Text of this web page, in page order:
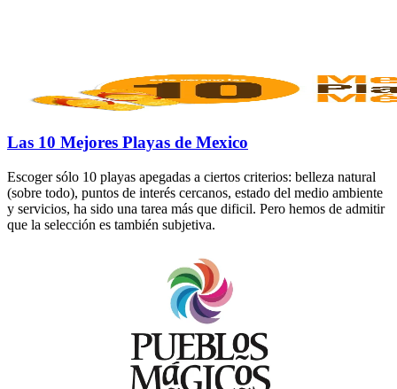
Las 10 Mejores Playas de Mexico
Escoger sólo 10 playas apegadas a ciertos criterios: belleza natural
(sobre todo), puntos de interés cercanos, estado del medio ambiente
y servicios, ha sido una tarea más que dificil. Pero hemos de admitir
que la selección es también subjetiva.